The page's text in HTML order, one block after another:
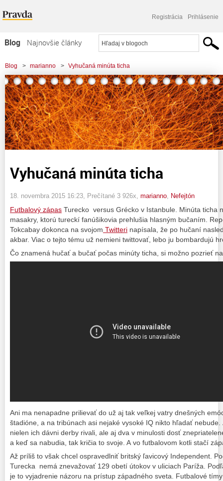
Registrácia Prihlásenie
Blog
Najnovšie články
Najčítanejšie články
Najkomentovanejšie články
Zoznam blogov
Komerčné blogy
Blog > marianno > Vyhučaná minúta ticha
Vyhučaná minúta ticha
18. novembra 2015 16:23 , Prečítané 3 926x, marianno Nefejtón
Futbalový zápas Turecko versus Grécko v Istanbule. Minúta ticha
masakry, ktorú tureckí fanúšikovia prehlušia hlasným bučaním.
Tokcabay dokonca na svojom Twitteri napísala, že po hučaní
akbar. Viac o tejto tému už nemieni twittovať, lebo ju bombardujú
Čo znamená hučať a bučať počas minúty ticha, si možno pozrieť
Ani ma nenapadne prilievať do už aj tak veľkej vatry dnešných
štadióne, a na tribúnach asi nejaké vysoké IQ nikto hľadať
nielen ich dávni derby rivali, ale aj dva v minulosti dosť
a keď sa nabudia, tak kričia to svoje. A vo futbalovom kotli stačí
Až príliš to však chcel ospravedlniť britský ľavicový Independent.
Turecka nemá znevažovať 129 obetí útokov v uliciach Paríža.
je to vyjadrenie názoru na prístup západného sveta. Futbalové